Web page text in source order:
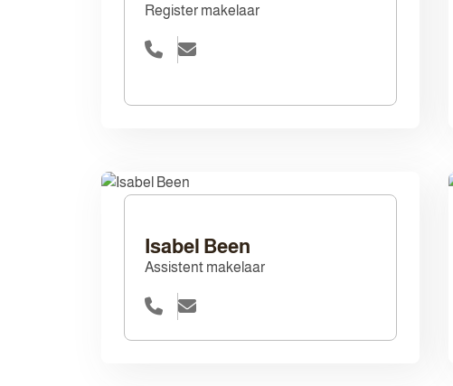
Register makelaar
Isabel Been
Assistent makelaar